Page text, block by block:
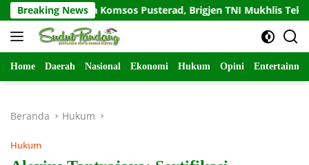
Langsung
ke
konten
Breaking News
Sapa Komsos Pusterad, Brigjen TNI Mukhlis Tekankan
Home Daerah Nasional Ekonomi Hukum Opini
Beranda Hukum
Hukum